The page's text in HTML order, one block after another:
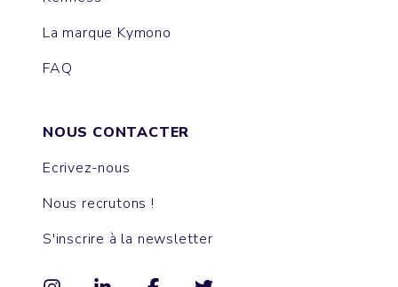
La marque Kymono
FAQ
NOUS CONTACTER
Ecrivez-nous
Nous recrutons !
S'inscrire à la newsletter